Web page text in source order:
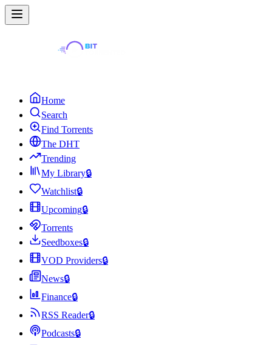
Home
Search
Find Torrents
The DHT
Trending
My Library🔒
Watchlist🔒
Upcoming🔒
Torrents
Seedboxes🔒
VOD Providers🔒
News🔒
Finance🔒
RSS Reader🔒
Podcasts🔒